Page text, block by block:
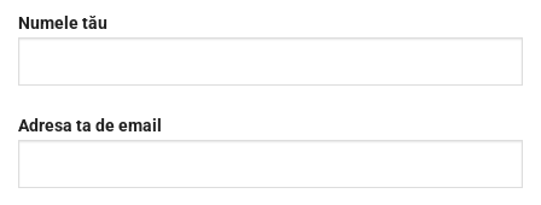
Numele tău
Adresa ta de email